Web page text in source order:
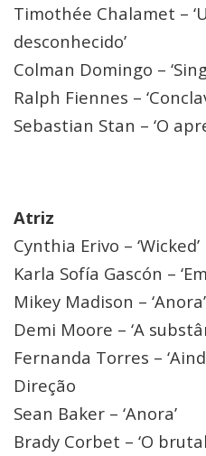
Timothée Chalamet –
desconhecido’
Colman Domingo –
Ralph Fiennes –
Sebastian Stan – ‘O
Atriz
Cynthia Erivo – ‘Wicked’
Karla Sofía Gascón –
Mikey Madison – ‘Anora’
Demi Moore – ‘A
Fernanda Torres –
Direção
Sean Baker – ‘Anora’
Brady Corbet – ‘O